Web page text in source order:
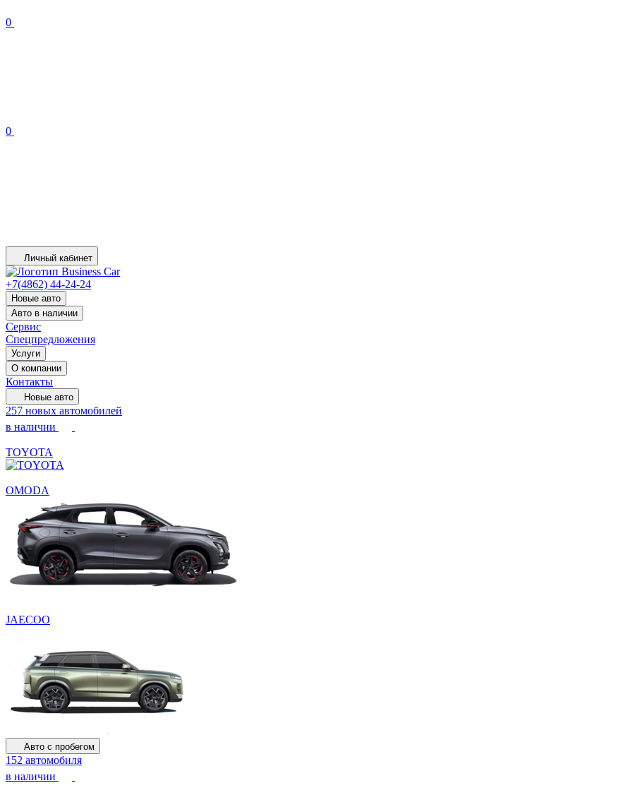
0
0
Личный кабинет
+7(4862) 44-24-24
Новые авто
Авто в наличии
Сервис
Спецпредложения
Услуги
О компании
Контакты
Новые авто
257 новых автомобилей
в наличии
TOYOTA
OMODA
JAECOO
Авто с пробегом
152 автомобиля
в наличии